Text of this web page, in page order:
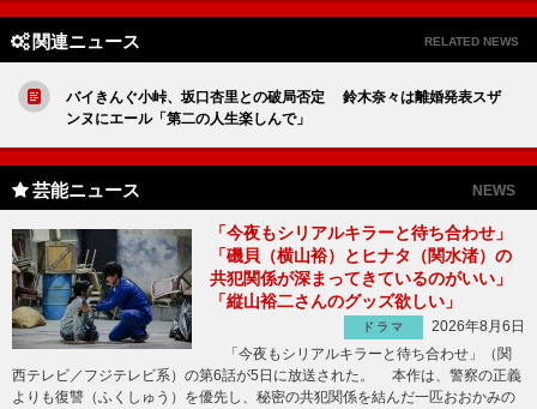
関連ニュース RELATED NEWS
バイきんぐ小峠、坂口杏里との破局否定 鈴木奈々は離婚発表スザ
ンヌにエール「第二の人生楽しんで」
芸能ニュース NEWS
「今夜もシリアルキラーと待ち合わせ」
「磯貝（横山裕）とヒナタ（関水渚）の
共犯関係が深まってきているのがいい」
「縦山裕二さんのグッズ欲しい」
ドラマ
2026年8月6日
「今夜もシリアルキラーと待ち合わせ」（関
西テレビ／フジテレビ系）の第6話が5日に放送された。 本作は、警察の正義
よりも復讐（ふくしゅう）を優先し、秘密の共犯関係を結んだ一匹おおかみの